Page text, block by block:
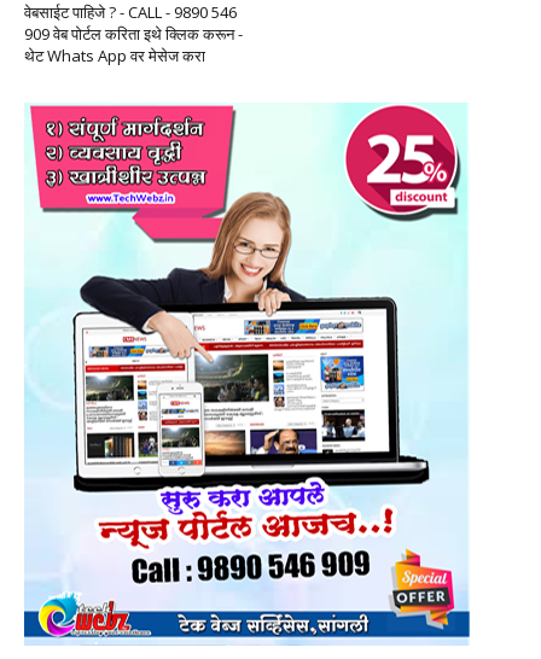
वेबसाईट पाहिजे ? - CALL - 9890 546
909 वेब पोर्टल करिता इथे क्लिक करून -
थेट Whats App वर मेसेज करा